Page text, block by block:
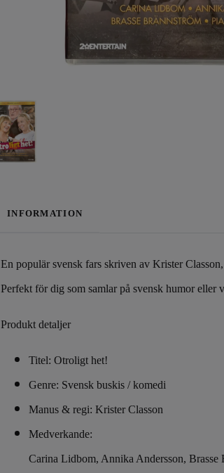
INFORMATION
En populär svensk fars skriven av Krister
Perfekt för dig som samlar på svensk humor eller
Produkt detaljer
Titel: Otroligt het!
Genre: Svensk buskis / komedi
Manus & regi: Krister Classon
Medverkande:
Carina Lidbom, Annika Andersson, Brasse